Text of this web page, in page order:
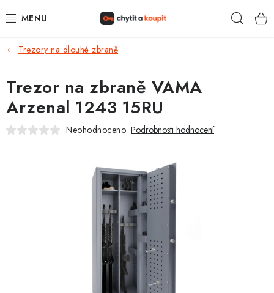
na
DŮM, BYT, ZAHRADA
ZÁMEČNICTVÍ - ZABEZPEČENÍ
KANCELÁŘ
ZÁMEČNICKÉ SLUŽBY
PROTIPOŽÁRNÍ BATERIOVÉ TREZORY NA LITHIOVÉ
Trezory na dlouhé zbraně
Trezor na zbraně VAMA
Arzenal 1243 15RU
Neohodnoceno Podrobnosti hodnocení